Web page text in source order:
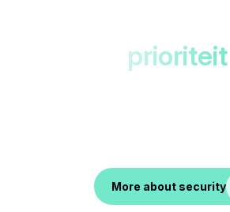
prioriteit
More about security